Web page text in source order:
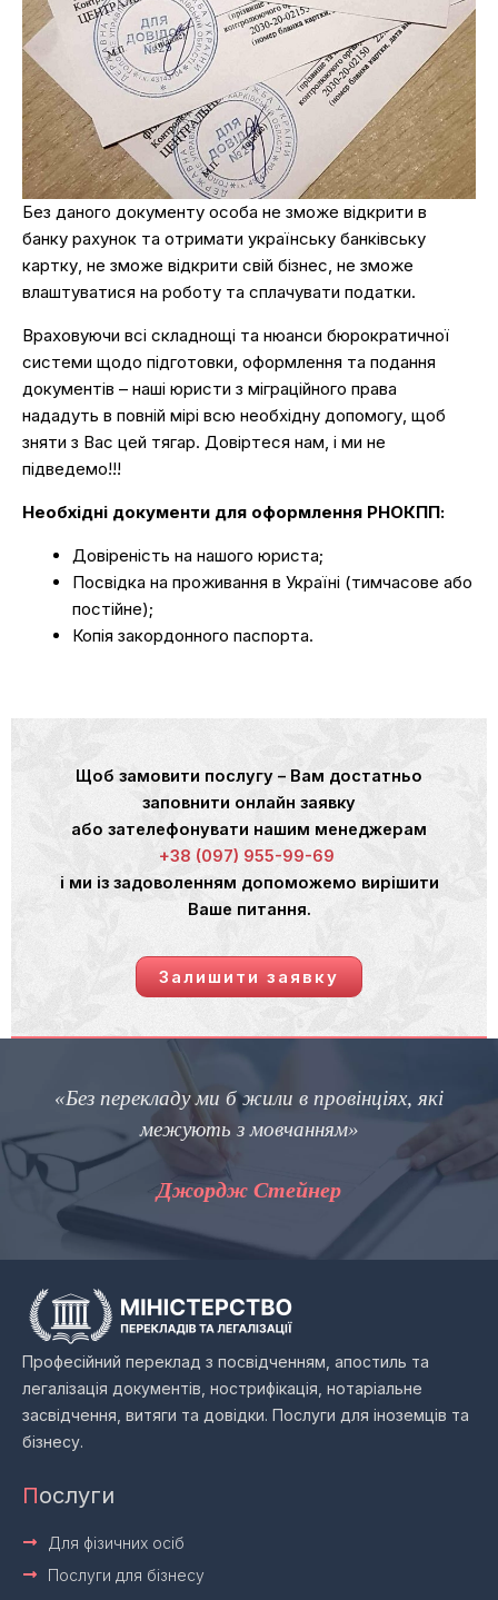
Без даного документу особа не зможе відкрити в
банку рахунок та отримати українську банківську
картку, не зможе відкрити свій бізнес, не зможе
влаштуватися на роботу та сплачувати податки.
Враховуючи всі складнощі та нюанси бюрократичної
системи щодо підготовки, оформлення та подання
документів – наші юристи з міграційного права
нададуть в повній мірі всю необхідну допомогу, щоб
зняти з Вас цей тягар. Довіртеся нам, і ми не
підведемо!!!
Необхідні документи для оформлення РНОКПП:
Довіреність на нашого юриста;
Посвідка на проживання в Україні (тимчасове або
постійне);
Копія закордонного паспорта.
Щоб замовити послугу – Вам достатньо
заповнити онлайн заявку
або зателефонувати нашим менеджерам
+38 (097) 955-99-69
і ми із задоволенням допоможемо вирішити
Ваше питання.
Залишити заявку
«Без перекладу ми б жили в провінціях, які
межують з мовчанням»
Джордж Стейнер
Професійний переклад з посвідченням, апостиль та
легалізація документів, нострифікація, нотаріальне
засвідчення, витяги та довідки. Послуги для іноземців та
бізнесу.
Послуги
Для фізичних осіб
Послуги для бізнесу